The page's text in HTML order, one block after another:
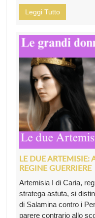
Leggi Tutto
LE DUE ARTEMISIE:
REGINE GUERRIERE
Artemisia I di Caria,
stratega astuta, si
di Salamina contro i
parere contrario allo